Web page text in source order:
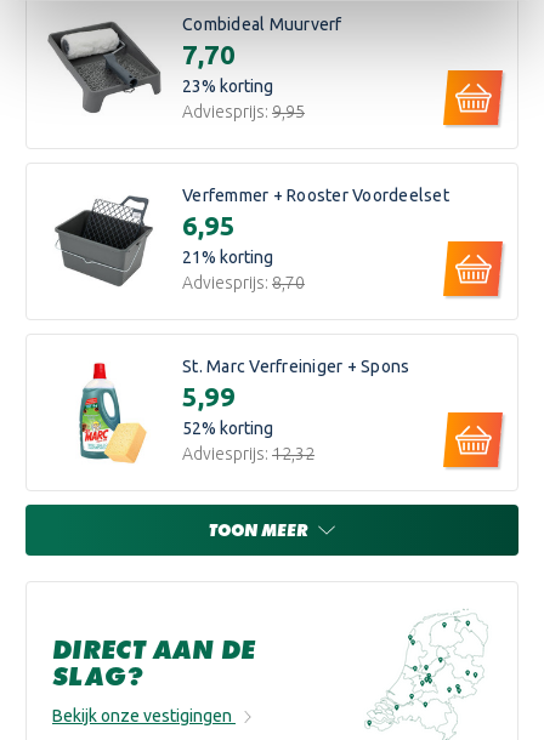
Combideal Muurverf
€7,70
23% korting
Adviesprijs: €9,95
Verfemmer + Rooster Voordeelset
€6,95
21% korting
Adviesprijs: €8,70
St. Marc Verfreiniger + Spons
€5,99
52% korting
Adviesprijs: €12,32
TOON MEER
DIRECT AAN DE
SLAG?
Bekijk onze vestigingen